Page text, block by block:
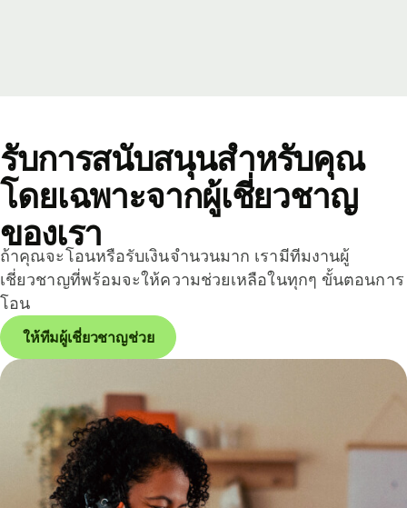
รับการสนับสนุนสำหรับคุณ
โดยเฉพาะจากผู้เชี่ยวชาญ
ของเรา
ถ้าคุณจะโอนหรือรับเงินจำนวนมาก เรามีทีมงานผู้
เชี่ยวชาญที่พร้อมจะให้ความช่วยเหลือในทุกๆ ขั้นตอนการ
โอน
ให้ทีมผู้เชี่ยวชาญช่วย